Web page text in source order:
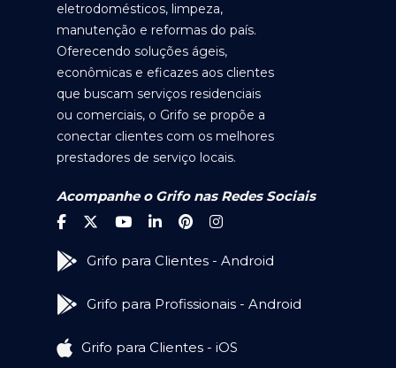
eletrodomésticos, limpeza,
manutenção e reformas do país.
Oferecendo soluções ágeis,
econômicas e eficazes aos clientes
que buscam serviços residenciais
ou comerciais, o Grifo se propõe a
conectar clientes com os melhores
prestadores de serviço locais.
Acompanhe o Grifo nas Redes Sociais
Grifo para Clientes - Android
Grifo para Profissionais - Android
Grifo para Clientes - iOS